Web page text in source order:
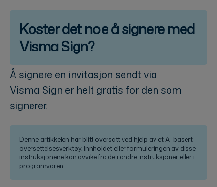
Koster det noe å signere med
Visma Sign?
Å signere en invitasjon sendt via
Visma Sign er helt gratis for den som
signerer.
Denne artikkelen har blitt oversatt ved hjelp av et AI-basert
oversettelsesverktøy. Innholdet eller formuleringen av disse
instruksjonene kan avvike fra de i andre instruksjoner eller i
programvaren.